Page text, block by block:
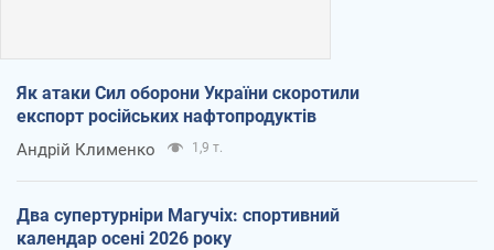
Як атаки Сил оборони України скоротили
експорт російських нафтопродуктів
Андрій Клименко 1,9 т.
Два супертурніри Магучіх: спортивний
календар осені 2026 року